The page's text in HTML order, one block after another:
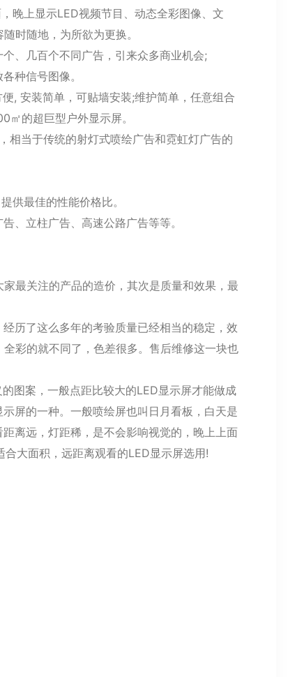
上显示LED视频节目、动态全彩图像、文
时随地，为所欲为更换。
几百个不同广告，引来众多商业机会;
种信号图像。
安装简单，可贴墙安装;维护简单，任意组合
的超巨型户外显示屏。
当于传统的射灯式喷绘广告和霓虹灯广告的
供最佳的性能价格比。
立柱广告、高速公路广告等等。
关注的产品的造价，其次是质量和效果，最
了这么多年的考验质量已经相当的稳定，效
彩的就不同了，色差很多。售后维修这一块也
案，一般点距比较大的LED显示屏才能做成
屏的一种。一般喷绘屏也叫日月看板，白天是
离远，灯距稀，是不会影响视觉的，晚上上面
大面积，远距离观看的LED显示屏选用!